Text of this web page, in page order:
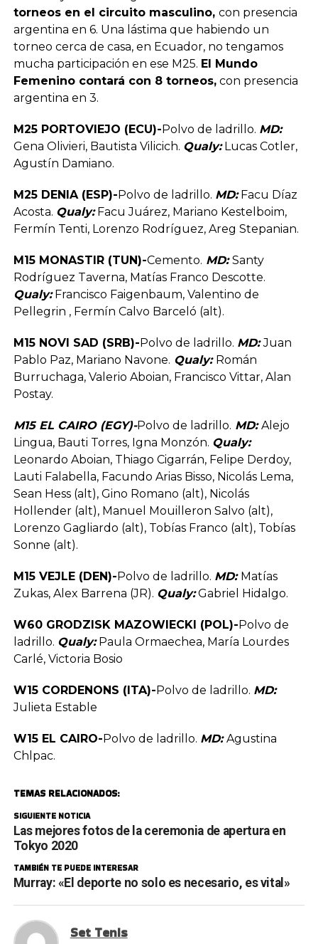
torneos en el circuito masculino, con presencia
argentina en 6. Una lástima que habiendo un
torneo cerca de casa, en Ecuador, no tengamos
mucha participación en ese M25. El Mundo
Femenino contará con 8 torneos,con presencia
argentina en 3.
M25 PORTOVIEJO (ECU)-Polvo de ladrillo. MD:
Gena Olivieri, Bautista Vilicich. Qualy:Lucas Cotler,
Agustín Damiano.
M25 DENIA (ESP)-Polvo de ladrillo. MD:Facu Díaz
Acosta. Qualy:Facu Juárez, Mariano Kestelboim,
Fermín Tenti, Lorenzo Rodríguez, Areg Stepanian.
M15 MONASTIR (TUN)-Cemento. MD:Santy
Rodríguez Taverna, Matías Franco Descotte.
Qualy:Francisco Faigenbaum, Valentino de
Pellegrin , Fermín Calvo Barceló (alt).
M15 NOVI SAD (SRB)-Polvo de ladrillo. MD:Juan
Pablo Paz, Mariano Navone. Qualy: Román
Burruchaga, Valerio Aboian, Francisco Vittar, Alan
Postay.
M15 EL CAIRO (EGY)-Polvo de ladrillo. MD:Alejo
Lingua, Bauti Torres, Igna Monzón. Qualy:
Leonardo Aboian, Thiago Cigarrán, Felipe Derdoy,
Lauti Falabella, Facundo Arias Bisso, Nicolás Lema,
Sean Hess (alt), Gino Romano (alt), Nicolás
Hollender (alt), Manuel Mouilleron Salvo (alt),
Lorenzo Gagliardo (alt), Tobías Franco (alt), Tobías
Sonne (alt).
M15 VEJLE (DEN)-Polvo de ladrillo. MD: Matías
Zukas, Alex Barrena (JR). Qualy:Gabriel Hidalgo.
W60 GRODZISK MAZOWIECKI (POL)-Polvo de
ladrillo. Qualy:Paula Ormaechea, María Lourdes
Carlé, Victoria Bosio
W15 CORDENONS (ITA)-Polvo de ladrillo. MD:
Julieta Estable
W15 EL CAIRO-Polvo de ladrillo. MD:Agustina
Chlpac.
TEMAS RELACIONADOS:
SIGUIENTE NOTICIA
Las mejores fotos de la ceremonia de apertura en
Tokyo 2020
TAMBIÉN TE PUEDE INTERESAR
Murray: «El deporte no solo es necesario, es vital»
Set Tenis